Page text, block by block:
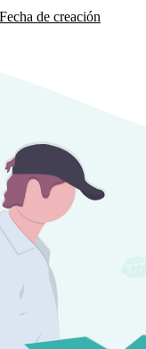
Fecha de creación